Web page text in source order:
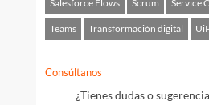
Salesforce Flows Scrum Service
Teams Transformación digital
Consúltanos
¿Tienes dudas o